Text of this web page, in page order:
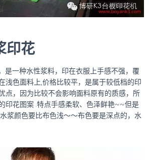
印花
一种水性浆料，印在衣服上手感不强，覆
浅色面料上,价格比较平，是属于较低档的印
点，因为比较不会影响面料原有的质感，所
印花图案 .特点手感柔软、色泽鲜艳~~但是
浆颜色要比布色浅～～布色要是深点的，水